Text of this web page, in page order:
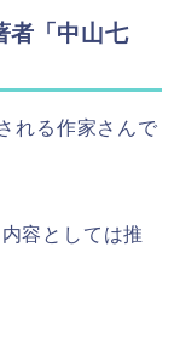
「 中山七
れる作家さんで
容としては推